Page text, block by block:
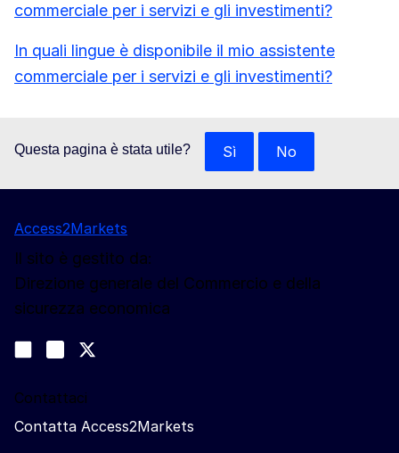
commerciale per i servizi e gli investimenti?
In quali lingue è disponibile il mio assistente
commerciale per i servizi e gli investimenti?
Questa pagina è stata utile? Sì No
Access2Markets
Il sito è gestito da:
Direzione generale del Commercio e della
sicurezza economica
Join us on LinkedIn
Trade-Off podcast
Contattaci
Contatta Access2Markets